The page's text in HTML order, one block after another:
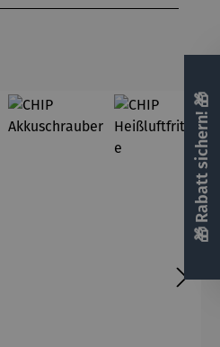
🎁 Rabatt sichern! 🎁